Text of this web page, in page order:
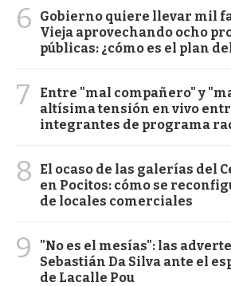
6
Gobierno quiere llevar mil
Vieja aprovechando ocho
públicas: ¿cómo es el plan
7
Entre "mal compañero" y
altísima tensión en vivo
integrantes de programa
8
El ocaso de las galerías del
en Pocitos: cómo se
de locales comerciales
9
"No es el mesías": las
Sebastián Da Silva ante el
de Lacalle Pou